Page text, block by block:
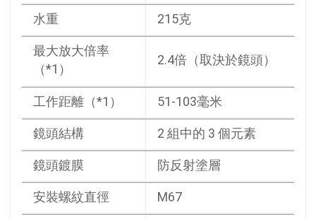
水重
215克
最大放大倍率
（*1）
2.4倍（取決於鏡頭）
工作距離（*1）
51-103毫米
鏡頭結構
2 組中的 3 個元素
鏡頭鍍膜
防反射塗層
安裝螺紋直徑
M67